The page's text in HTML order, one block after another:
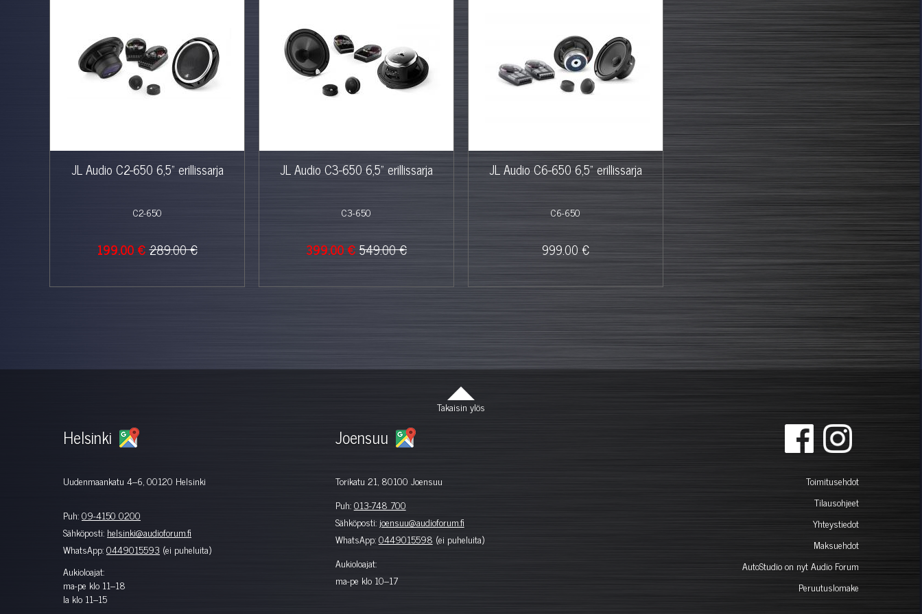
JL Audio C2-650 6,5" erillissarja
C2-650
199.00 €289.00 €
JL Audio C3-650 6,5" erillissarja
C3-650
399.00 € 549.00 €
JL Audio C6-650 6,5" erillissarja
C6-650
999.00 €
Takaisin ylös
Helsinki
Uudenmaankatu 4–6, 00120 Helsinki
Puh:09-4150 0200
Sähköposti: helsinki@audioforum.fi
WhatsApp:0449015593 (ei puheluita)
Aukioloajat:
ma-pe klo 11–18
la klo 11–15
Joensuu
Torikatu 21, 80100 Joensuu
Puh:013-748 700
Sähköposti: joensuu@audioforum.fi
WhatsApp:0449015598 (ei puheluita)
Aukioloajat:
ma-pe klo 10–17
Toimitusehdot
Tilausohjeet
Yhteystiedot
Maksuehdot
AutoStudio on nyt Audio Forum
Peruutuslomake